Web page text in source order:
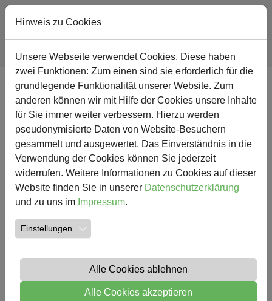
Zum Hauptinhalt springen
Sie sind hier:
Südschule Nachricht
NEWS
Einladung zum Schulfest am
13.05.2017 am Standort
Südschule
04.05.2017 Südschule Aktuelles
Hinweis zu Cookies
Unsere Webseite verwendet Cookies. Diese haben
zwei Funktionen: Zum einen sind sie erforderlich für die
grundlegende Funktionalität unserer Website. Zum
anderen können wir mit Hilfe der Cookies unsere Inhalte
für Sie immer weiter verbessern. Hierzu werden
pseudonymisierte Daten von Website-Besuchern
gesammelt und ausgewertet. Das Einverständnis in die
Verwendung der Cookies können Sie jederzeit
widerrufen. Weitere Informationen zu Cookies auf dieser
Website finden Sie in unserer Datenschutzerklärung
und zu uns im Impressum.
Einstellungen
Alle Cookies ablehnen
Alle Cookies akzeptieren